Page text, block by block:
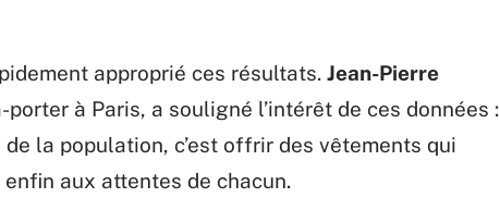
approprié ces résultats. Jean-Pierre
à Paris, a souligné l’intérêt de ces données :
la population, c’est offrir des vêtements qui
aux attentes de chacun.